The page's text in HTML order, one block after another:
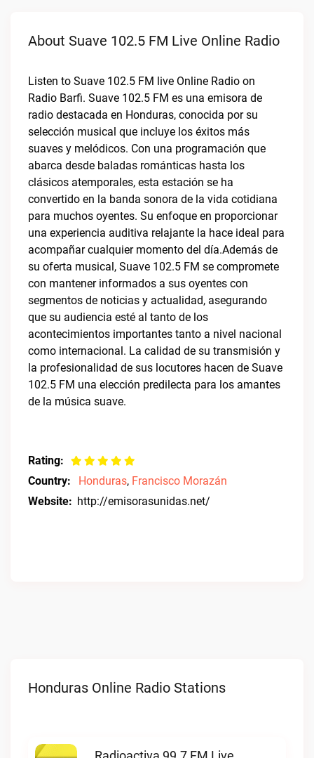
About Suave 102.5 FM Live Online Radio
Listen to Suave 102.5 FM live Online Radio on
Radio Barfi. Suave 102.5 FM es una emisora de
radio destacada en Honduras, conocida por su
selección musical que incluye los éxitos más
suaves y melódicos. Con una programación que
abarca desde baladas románticas hasta los
clásicos atemporales, esta estación se ha
convertido en la banda sonora de la vida cotidiana
para muchos oyentes. Su enfoque en proporcionar
una experiencia auditiva relajante la hace ideal para
acompañar cualquier momento del día.Además de
su oferta musical, Suave 102.5 FM se compromete
con mantener informados a sus oyentes con
segmentos de noticias y actualidad, asegurando
que su audiencia esté al tanto de los
acontecimientos importantes tanto a nivel nacional
como internacional. La calidad de su transmisión y
la profesionalidad de sus locutores hacen de Suave
102.5 FM una elección predilecta para los amantes
de la música suave.
Rating:
Country:
Honduras, Francisco Morazán
Website: http://emisorasunidas.net/
Honduras Online Radio Stations